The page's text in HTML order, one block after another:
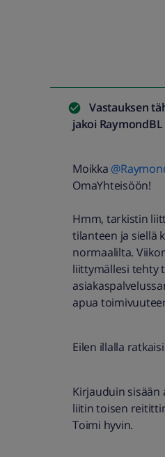
Vastauksen
jakoi RaymondBL
Moikka
OmaYhteisöön!
Hmm, tarkistin
tilanteen ja siellä
normaalilta.
liittymällesi tehty
apua
Eilen illalla
Kirjauduin sisään
liitin toisen
Toimi hyvin.